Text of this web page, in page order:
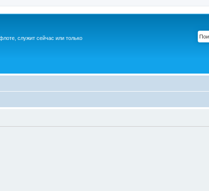
служит сейчас или только